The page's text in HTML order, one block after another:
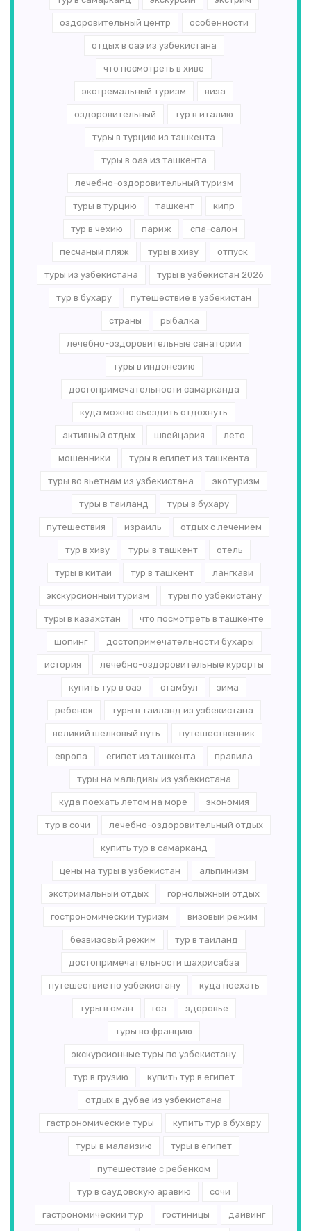
оздоровительный центр особенности
отдых в оаэ из узбекистана
что посмотреть в хиве
экстремальный туризм виза
оздоровительный тур в италию
туры в турцию из ташкента
туры в оаэ из ташкента
лечебно-оздоровительный туризм
туры в турцию ташкент кипр
тур в чехию париж спа-салон
песчаный пляж туры в хиву отпуск
туры из узбекистана туры в узбекистан 2026
тур в бухару путешествие в узбекистан
страны рыбалка
лечебно-оздоровительные санатории
туры в индонезию
достопримечательности самарканда
куда можно съездить отдохнуть
активный отдых швейцария лето
мошенники туры в египет из ташкента
туры во вьетнам из узбекистана экотуризм
туры в таиланд туры в бухару
путешествия израиль отдых с лечением
тур в хиву туры в ташкент отель
туры в китай тур в ташкент лангкави
экскурсионный туризм туры по узбекистану
туры в казахстан что посмотреть в ташкенте
шопинг достопримечательности бухары
история лечебно-оздоровительные курорты
купить тур в оаэ стамбул зима
ребенок туры в таиланд из узбекистана
великий шелковый путь путешественник
европа египет из ташкента правила
туры на мальдивы из узбекистана
куда поехать летом на море экономия
тур в сочи лечебно-оздоровительный отдых
купить тур в самарканд
цены на туры в узбекистан альпинизм
экстримальный отдых горнолыжный отдых
гострономический туризм визовый режим
безвизовый режим тур в таиланд
достопримечательности шахрисабза
путешествие по узбекистану куда поехать
туры в оман гоа здоровье
туры во францию
экскурсионные туры по узбекистану
тур в грузию купить тур в египет
отдых в дубае из узбекистана
гастрономические туры купить тур в бухару
туры в малайзию туры в египет
путешествие с ребенком
тур в саудовскую аравию сочи
гастрономический тур гостиницы дайвинг